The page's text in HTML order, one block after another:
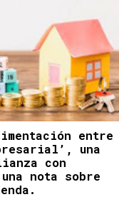
entre
una
con
nota sobre